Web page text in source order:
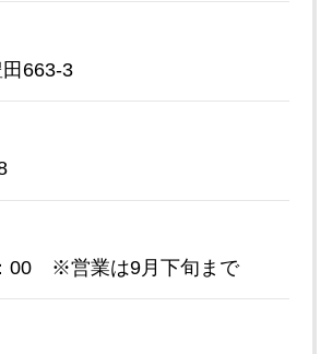
田663-3
00 ※営業は9月下旬まで